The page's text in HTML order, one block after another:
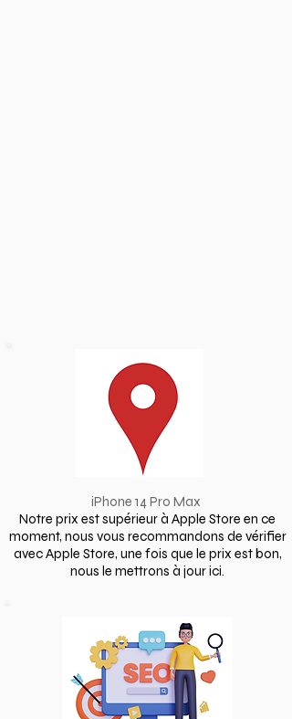
iPhone 14 Pro Max
Notre prix est supérieur à Apple Store en ce
moment, nous vous recommandons de vérifier
avec Apple Store, une fois que le prix est bon,
nous le mettrons à jour ici.